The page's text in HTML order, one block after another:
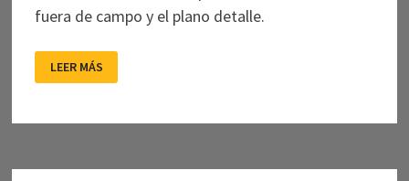
fuera de campo y el plano detalle.
TERROR
Y
LEER MÁS